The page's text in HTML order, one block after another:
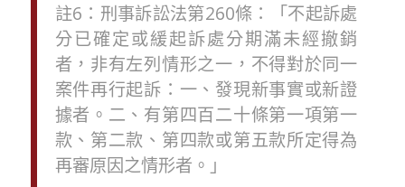
註6 ： 刑事訴訟法第260條 ： 「不起訴處
分已確定或緩起訴處分期滿未經撤銷
者，非有左列情形之一，不得對於同一
案件再行起訴：一、發現新事實或新證
據者。二、有第四百二十條第一項第一
款、第二款、第四款或第五款所定得為
再審原因之情形者。 」